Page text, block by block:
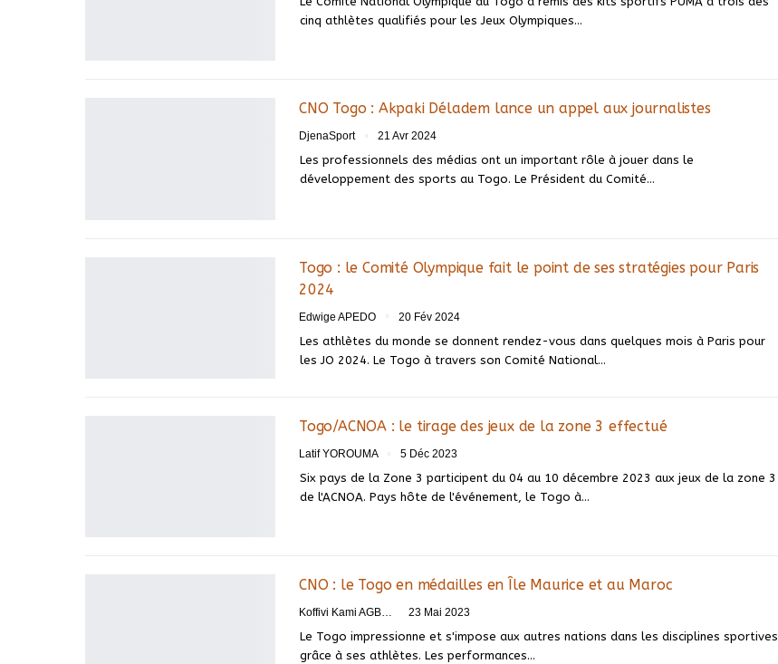
cinq athlètes qualifiés pour les Jeux Olympiques…
CNO Togo : Akpaki Déladem lance un appel aux journalistes
DjenaSport 21 Avr 2024
Les professionnels des médias ont un important rôle à jouer dans le
développement des sports au Togo. Le Président du Comité…
Togo : le Comité Olympique fait le point de ses stratégies pour Paris
2024
Edwige APEDO 20 Fév 2024
Les athlètes du monde se donnent rendez-vous dans quelques mois à Paris pour
les JO 2024. Le Togo à travers son Comité National…
Togo/ACNOA : le tirage des jeux de la zone 3 effectué
Latif YOROUMA 5 Déc 2023
Six pays de la Zone 3 participent du 04 au 10 décembre 2023 aux jeux de la zone 3
de l'ACNOA. Pays hôte de l'événement, le Togo à…
CNO : le Togo en médailles en Île Maurice et au Maroc
Koffivi Kami AGBETOU 23 Mai 2023
Le Togo impressionne et s'impose aux autres nations dans les disciplines sportives
grâce à ses athlètes. Les performances…